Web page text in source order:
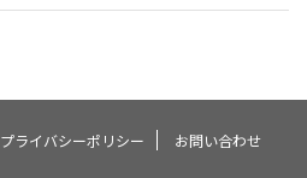
プライバシーポリシー お問い合わせ